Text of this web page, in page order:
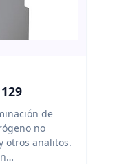
de
no
otros analitos.